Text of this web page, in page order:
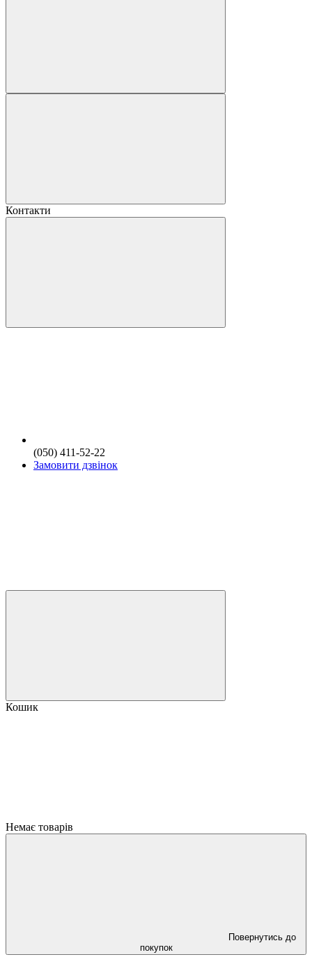
Контакти
(050) 411-52-22
Замовити дзвінок
Кошик
Немає товарів
Повернутись до
покупок